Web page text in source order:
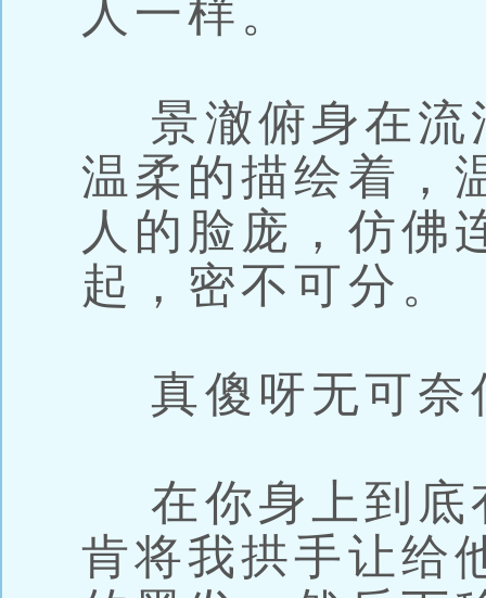
人一样。
景澈俯身在流
温柔的描绘着，
人的脸庞，仿佛
起，密不可分。
真傻呀无可奈
在你身上到底
肯将我拱手让给